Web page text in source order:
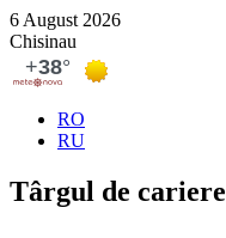
6 August 2026
Chisinau
RO
RU
Târgul de cariere